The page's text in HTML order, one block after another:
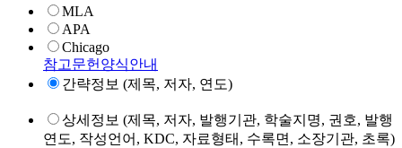
MLA
APA
Chicago
참고문헌양식안내
간략정보 (제목, 저자, 연도)
상세정보 (제목, 저자, 발행기관, 학술지명, 권호, 발행
연도, 작성언어, KDC, 자료형태, 수록면, 소장기관, 초록)